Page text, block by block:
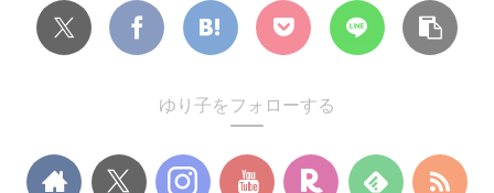
ゆり子をフォローする